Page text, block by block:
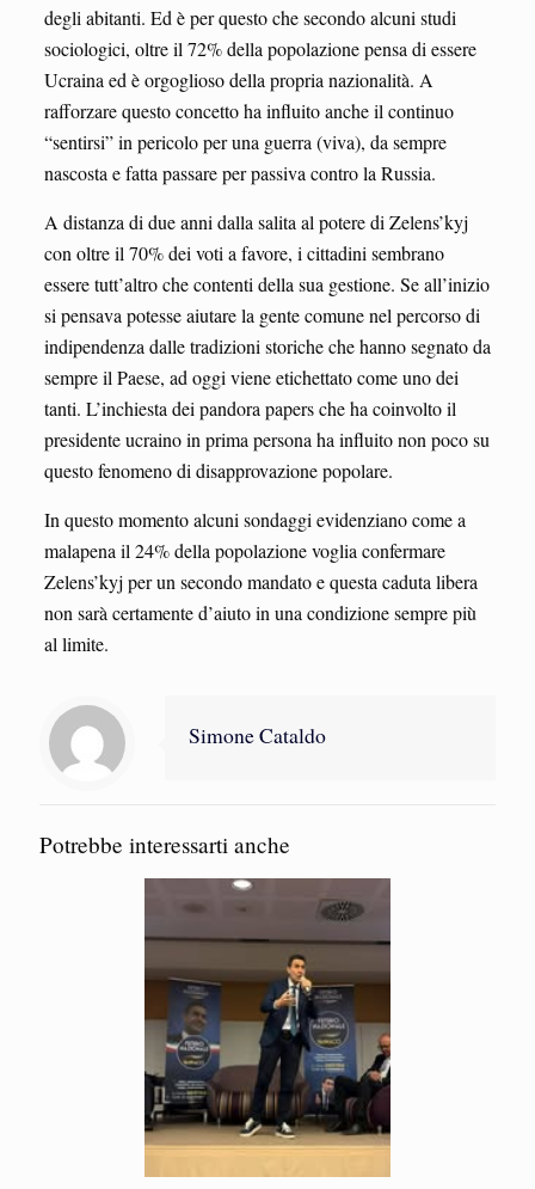
degli abitanti. Ed è per questo che secondo alcuni studi
sociologici, oltre il 72% della popolazione pensa di essere
Ucraina ed è orgoglioso della propria nazionalità. A
rafforzare questo concetto ha influito anche il continuo
“sentirsi” in pericolo per una guerra (viva), da sempre
nascosta e fatta passare per passiva contro la Russia.
A distanza di due anni dalla salita al potere di Zelens’kyj
con oltre il 70% dei voti a favore, i cittadini sembrano
essere tutt’altro che contenti della sua gestione. Se all’inizio
si pensava potesse aiutare la gente comune nel percorso di
indipendenza dalle tradizioni storiche che hanno segnato da
sempre il Paese, ad oggi viene etichettato come uno dei
tanti. L’inchiesta dei pandora papers che ha coinvolto il
presidente ucraino in prima persona ha influito non poco su
questo fenomeno di disapprovazione popolare.
In questo momento alcuni sondaggi evidenziano come a
malapena il 24% della popolazione voglia confermare
Zelens’kyj per un secondo mandato e questa caduta libera
non sarà certamente d’aiuto in una condizione sempre più
al limite.
Simone Cataldo
Potrebbe interessarti anche